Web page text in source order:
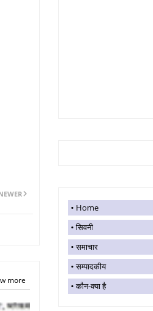
more
Home
सिवनी
समाचार
सम्पादकीय
कौन-क्या है